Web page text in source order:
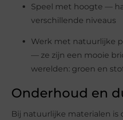
Speel met hoogte —
verschillende niveaus
Werk met natuurlijke
— ze zijn een mooie
werelden: groen en
Onderhoud en
Bij natuurlijke materialen is